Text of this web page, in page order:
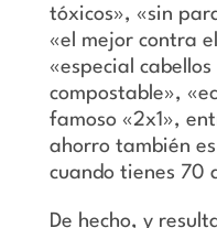
tóxicos», «sin
«el mejor contra
«especial cabellos
compostable»,
famoso «2x1»,
ahorro también
cuando tienes 70
De hecho, y